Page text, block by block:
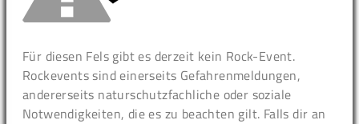
Für diesen Fels gibt es derzeit kein Rock-Event.
Rockevents sind einerseits Gefahrenmeldungen,
andererseits naturschutzfachliche oder soziale
Notwendigkeiten, die es zu beachten gilt. Falls dir an